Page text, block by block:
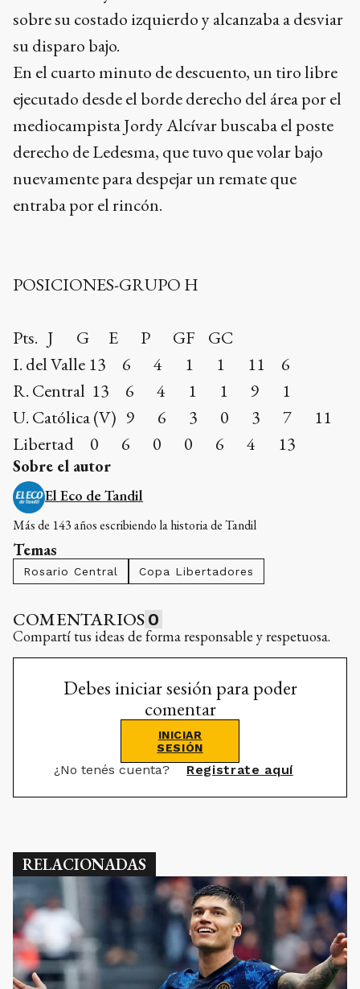
ejecutado desde el borde derecho del área por el
mediocampista Jordy Alcívar buscaba el poste
derecho de Ledesma, que tuvo que volar bajo
nuevamente para despejar un remate que
entraba por el rincón.
POSICIONES-GRUPO H
I. del Valle 13 6 4 1 1 11 6
U. Católica (V) 9 6 3 0 3 7 11
Libertad 0 6 0 0 6 4 13
Sobre el autor
El Eco de Tandil
Más de 143 años escribiendo la historia de Tandil
Temas
Rosario Central Copa Libertadores
COMENTARIOS0
Compartí tus ideas de forma responsable y respetuosa.
comentar
¿No tenés cuenta? Registrate aquí
RELACIONADAS